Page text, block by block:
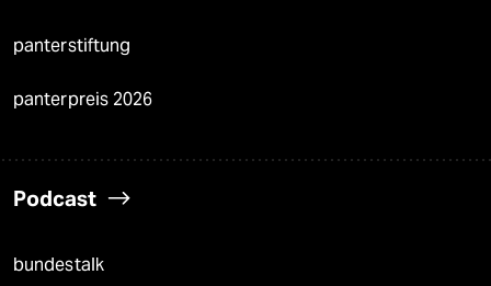
panterstiftung
panterpreis 2026
Podcast
bundestalk